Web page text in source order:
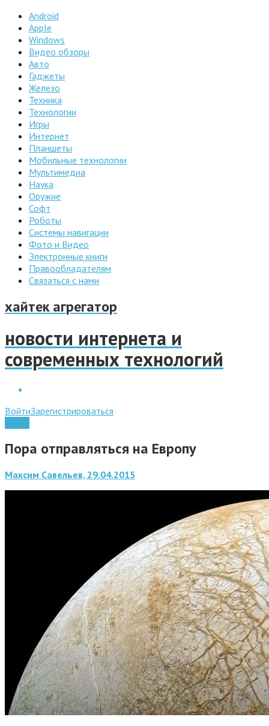
Android
Apple
Windows
Видео обзоры
Авто
Гаджеты
Железо
Техника
Технологии
Игры
Интернет
Планшеты
Мобильные технологии
Мультимедиа
Наука
Оружие
Софт
Роботы
Системы навигации
Фото и Видео
Электронные книги
Правообладателям
Связаться с нами
хайтек агрегатор
новости интернета и
современных технологий
ВойтиЗарегистрироваться
Пора отправляться на Европу
Максим Савельев, 29.04.2015